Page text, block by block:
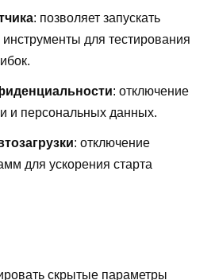
: позволяет запускать
для тестирования
: отключение
и персональных данных.
: отключение
для ускорения старта
скрытые параметры